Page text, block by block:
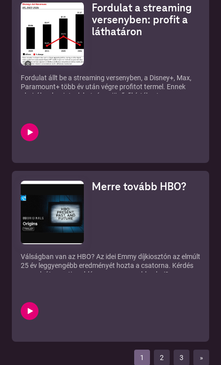
Fordulat a streaming
versenyben: profit a
láthatáron
Fordulat állt be a streaming versenyben, a Disney+, Max,
Paramount+ több év után végre profitot termel. Ennek
okairól, valamint a lehetséges jövőről értékeztem.
Merre tovább HBO?
Válságban van az HBO? Az idei Emmy díjkiosztón az elmúlt
25 év leggyengébb eredményét hozta a csatorna. Kérdés
ez csak átmeneti probléma, vagy nagyobb a baj?
1 2 3 »